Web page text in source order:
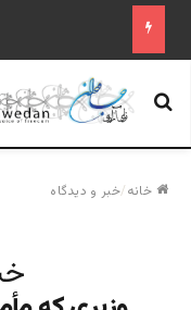
جستجو برای
خانه/خبر و دیدگاه